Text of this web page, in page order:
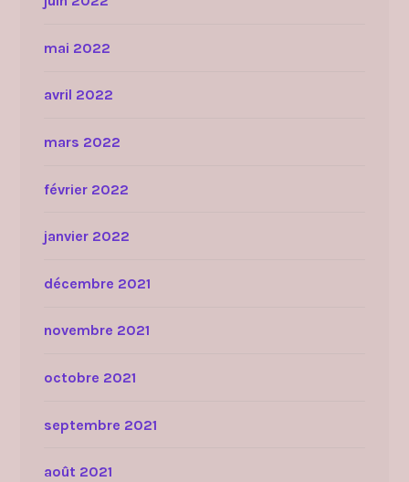
mai 2022
avril 2022
mars 2022
février 2022
janvier 2022
décembre 2021
novembre 2021
octobre 2021
septembre 2021
août 2021